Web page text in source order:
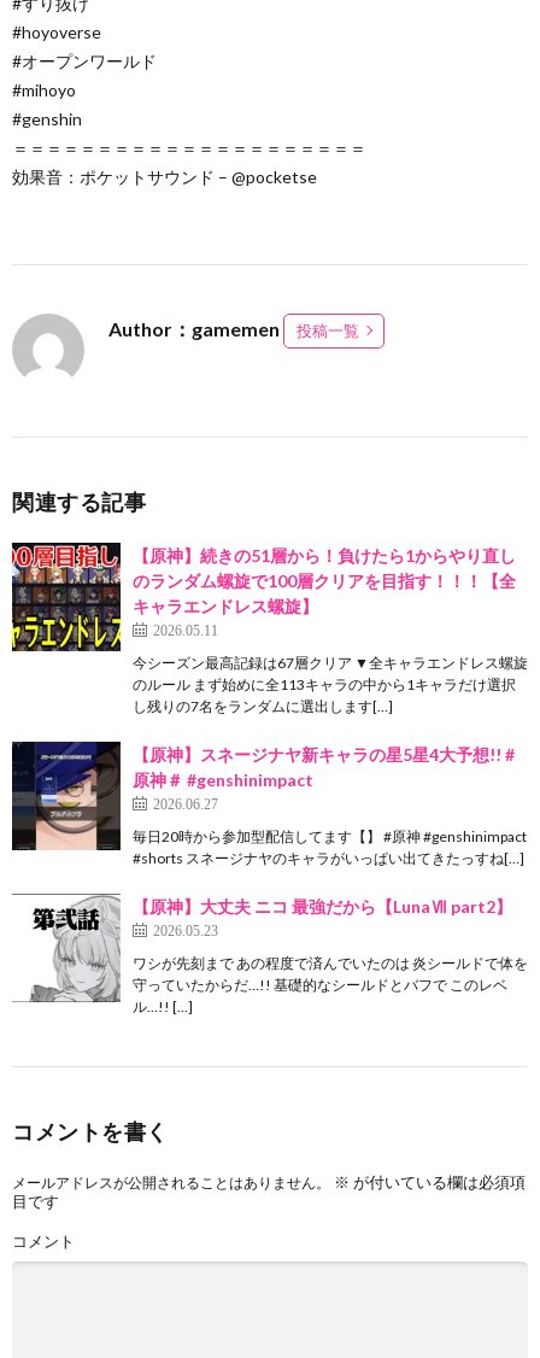
#hoyoverse
#オープンワールド
#mihoyo
#genshin
＝＝＝＝＝＝＝＝＝＝＝＝＝＝＝＝＝＝＝＝＝
効果音：ポケットサウンド – @pocketse ​
Author：gamemen 投稿一覧
関連する記事
【原神】続きの51層から！負けたら1からやり直し
のランダム螺旋で100層クリアを目指す！！！【全
キャラエンドレス螺旋】
2026.05.11
今シーズン最高記録は67層クリア ▼全キャラエンドレス螺旋
のルール まず始めに全113キャラの中から1キャラだけ選択
し残りの7名をランダムに選出します[…]
【原神】スネージナヤ新キャラの星5星4大予想!! #
原神＃ #genshinimpact
2026.06.27
毎日20時から参加型配信してます【】 #原神 #genshinimpact
#shorts スネージナヤのキャラがいっぱい出てきたっすね[…]
【原神】大丈夫 ニコ 最強だから【LunaⅦ part2】
2026.05.23
ワシが先刻まで あの程度で済んでいたのは 炎シールドで体を
守っていたからだ…!! 基礎的なシールドとバフで このレベ
ル…!! […]
コメントを書く
メールアドレスが公開されることはありません。 ※ が付いている欄は必須項
目です
コメント